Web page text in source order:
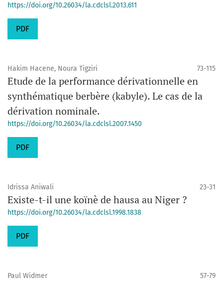
https://doi.org/10.26034/la.cdclsl.2013.611
PDF
Hakim Hacene, Noura Tigziri 73-115
Etude de la performance dérivationnelle en
synthématique berbère (kabyle). Le cas de la
dérivation nominale.
https://doi.org/10.26034/la.cdclsl.2007.1450
PDF
Idrissa Aniwali 23-31
Existe-t-il une koïnè de hausa au Niger ?
https://doi.org/10.26034/la.cdclsl.1998.1838
PDF
Paul Widmer 57-79